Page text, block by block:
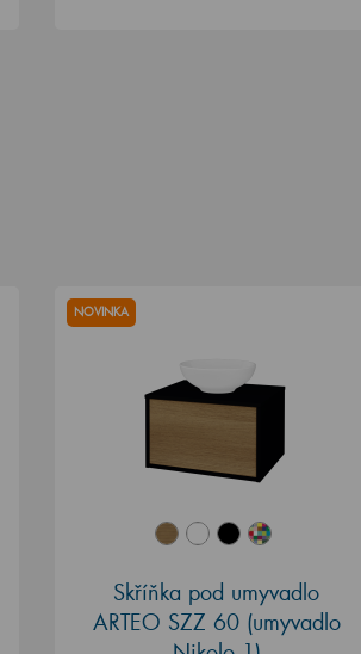
NOVINKA
Skříňka pod umyvadlo
ARTEO SZZ 60 (umyvadlo